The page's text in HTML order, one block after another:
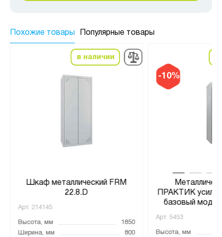
Похожие товары Популярные товары
в наличии
Шкаф металлический FRM
22.8.D
Арт. 214145
Высота, мм
1850
Ширина, мм
800
-10%
ПРАКТИК
базовый
Арт. 5453
Высота, мм